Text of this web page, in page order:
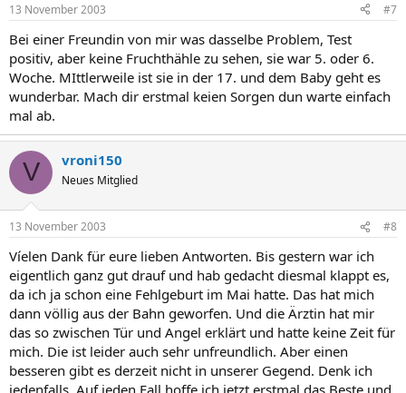
13 November 2003 #7
Bei einer Freundin von mir was dasselbe Problem, Test
positiv, aber keine Fruchthähle zu sehen, sie war 5. oder 6.
Woche. MIttlerweile ist sie in der 17. und dem Baby geht es
wunderbar. Mach dir erstmal keien Sorgen dun warte einfach
mal ab.
V vroni150
Neues Mitglied
13 November 2003 #8
Víelen Dank für eure lieben Antworten. Bis gestern war ich
eigentlich ganz gut drauf und hab gedacht diesmal klappt es,
da ich ja schon eine Fehlgeburt im Mai hatte. Das hat mich
dann völlig aus der Bahn geworfen. Und die Ärztin hat mir
das so zwischen Tür und Angel erklärt und hatte keine Zeit für
mich. Die ist leider auch sehr unfreundlich. Aber einen
besseren gibt es derzeit nicht in unserer Gegend. Denk ich
jedenfalls. Auf jeden Fall hoffe ich jetzt erstmal das Beste und